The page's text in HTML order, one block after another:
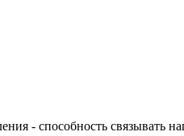
- способность